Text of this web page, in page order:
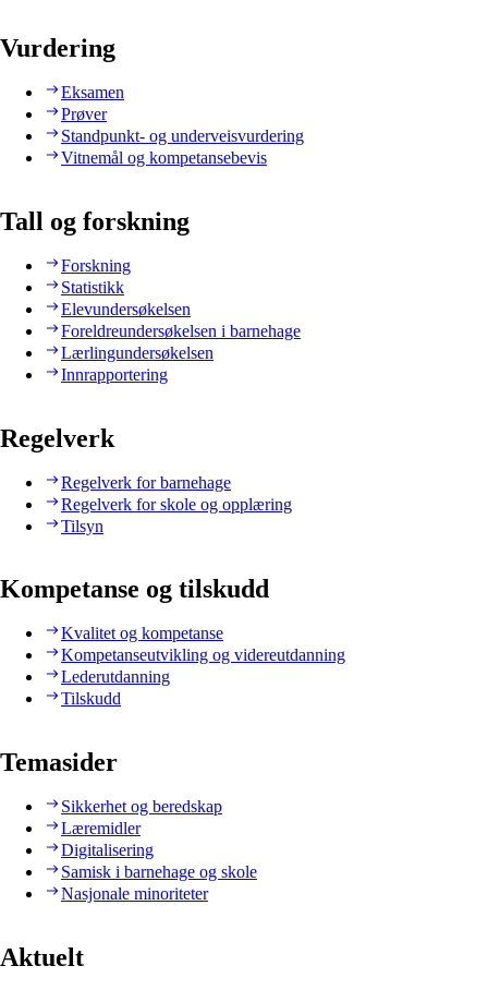
Vurdering
Eksamen
Prøver
Standpunkt- og underveisvurdering
Vitnemål og kompetansebevis
Tall og forskning
Forskning
Statistikk
Elevundersøkelsen
Foreldreundersøkelsen i barnehage
Lærlingundersøkelsen
Innrapportering
Regelverk
Regelverk for barnehage
Regelverk for skole og opplæring
Tilsyn
Kompetanse og tilskudd
Kvalitet og kompetanse
Kompetanseutvikling og videreutdanning
Lederutdanning
Tilskudd
Temasider
Sikkerhet og beredskap
Læremidler
Digitalisering
Samisk i barnehage og skole
Nasjonale minoriteter
Aktuelt